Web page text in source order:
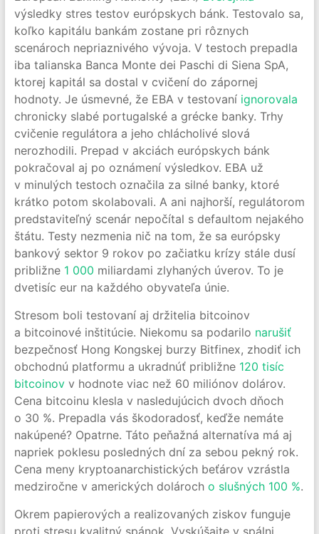
výsledky stres testov európskych bánk. Testovalo sa,
koľko kapitálu bankám zostane pri rôznych
scenároch nepriaznivého vývoja. V testoch prepadla
iba talianska Banca Monte dei Paschi di Siena SpA,
ktorej kapitál sa dostal v cvičení do zápornej
hodnoty. Je úsmevné, že EBA v testovaní ignorovala
chronicky slabé portugalské a grécke banky. Trhy
cvičenie regulátora a jeho chlácholivé slová
nerozhodili. Prepad v akciách európskych bánk
pokračoval aj po oznámení výsledkov. EBA už
v minulých testoch označila za silné banky, ktoré
krátko potom skolabovali. A ani najhorší, regulátorom
predstaviteľný scenár nepočítal s defaultom nejakého
štátu. Testy nezmenia nič na tom, že sa európsky
bankový sektor 9 rokov po začiatku krízy stále dusí
približne 1 000 miliardami zlyhaných úverov. To je
dvetisíc eur na každého obyvateľa únie.
Stresom boli testovaní aj držitelia bitcoinov
a bitcoinové inštitúcie. Niekomu sa podarilo narušiť
bezpečnosť Hong Kongskej burzy Bitfinex, zhodiť ich
obchodnú platformu a ukradnúť približne 120 tisíc
bitcoinovv hodnote viac než 60 miliónov dolárov.
Cena bitcoinu klesla v nasledujúcich dvoch dňoch
o 30 %. Prepadla vás škodoradosť, keďže nemáte
nakúpené? Opatrne. Táto peňažná alternatíva má aj
napriek poklesu posledných dní za sebou pekný rok.
Cena meny kryptoanarchistických beťárov vzrástla
medziročne v amerických dolároch o slušných 100 %.
Okrem papierových a realizovaných ziskov funguje